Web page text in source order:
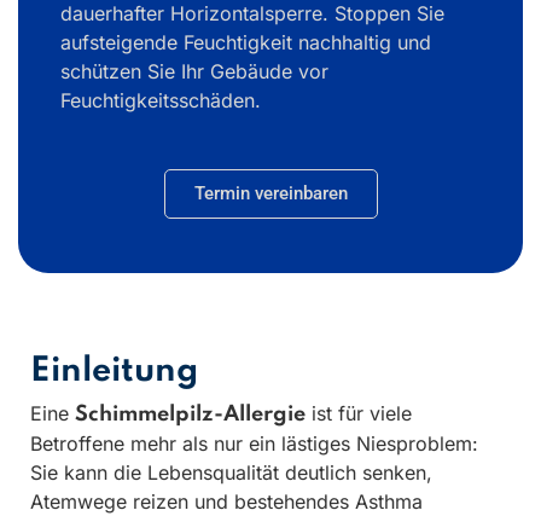
dauerhafter Horizontalsperre. Stoppen Sie
aufsteigende Feuchtigkeit nachhaltig und
schützen Sie Ihr Gebäude vor
Feuchtigkeitsschäden.
Termin vereinbaren
Einleitung
Eine Schimmelpilz-Allergie ist für viele
Betroffene mehr als nur ein lästiges Niesproblem:
Sie kann die Lebensqualität deutlich senken,
Atemwege reizen und bestehendes Asthma